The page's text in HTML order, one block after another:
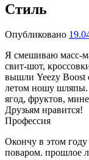
Стиль
Опубликовано
Я смешиваю масс-
свит-шот,
вышли Yeezy Boost
летом ношу шляпы.
ягод, фруктов,
Друзьям нравится!
Профессия
Окончу в этом
поваром. прошлое